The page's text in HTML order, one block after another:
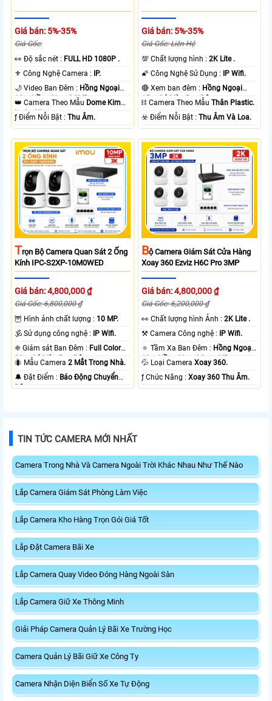
Giá bán: 5%-35%
Giá Gốc:
️👀 Độ sắc nét : FULL HD 1080P .
⚜️ Công Nghệ Camera : IP.
🌙 Video Ban Đêm : Hồng Ngoại
10m Hồng Ngoại SMD.
👑 Camera Theo Mẫu Dome Kim
loại + Nhựa.
️ƒ Điểm Nỗi Bật :Thu Âm.
Giá bán: 5%-35%
Giá Gốc: Liên Hệ
💯 Chất lượng hình :2K Lite .
🌠 Công Nghệ Sử Dụng : IP Wifi.
🔴 Xem ban đêm : Hồng Ngoại
15m Có Màu Ban Ðêm.
⛓ Camera Theo MẫuThân Plastic.
️☣️ Điểm Nỗi Bật :Thu Âm Và Loa.
TRọn Bộ Camera Quan Sát 2 Ống
Kính IPC-S2XP-10M0WED
Giá bán: 4,800,000 ₫
Giá Gốc: 6,800,000 ₫
🦉 Hình ảnh chất lượng : 10 MP.
🕉️ Sử dụng công nghệ :
IP Wifi.
❈ Giám sát Ban Đêm : Full Color
20m Có Màu Ban Ðêm.
🐜 Mẫu Camera2 Mắt Trong Nhà.
️🔔 Đặt Điểm : Báo Động Chuyển
Động.
BỘ Camera Giám Sát Cửa Hàng
Xoay 360 Ezviz H6C Pro 3MP
Giá bán: 4,800,000 ₫
Giá Gốc: 6,200,000 ₫
️👀 Chất lượng hình Ảnh :2K Lite .
⚒ Camera Công nghệ :
IP Wifi.
🔅 Tầm Xa Ban Đêm : Hồng Ngoại
10m Hồng Ngoại Smart IR.
💦 Loại CameraXoay 360.
️ƒ Chức Năng :Xoay 360 Thu Âm.
TIN TỨC CAMERA MỚI NHẤT
Camera Trong Nhà Và Camera Ngoài Trời Khác Nhau Như Thế Nào
Lắp Camera Giám Sát Phòng Làm Việc
Lắp Camera Kho Hàng Trọn Gói Giá Tốt
Lắp Đặt Camera Bãi Xe
Lắp Camera Quay Video Đóng Hàng Ngoài Sàn
Lắp Camera Giữ Xe Thông Minh
Giải Pháp Camera Quản Lý Bãi Xe Trường Học
Camera Quản Lý Bãi Giữ Xe Công Ty
Camera Nhận Diện Biển Số Xe Tự Động